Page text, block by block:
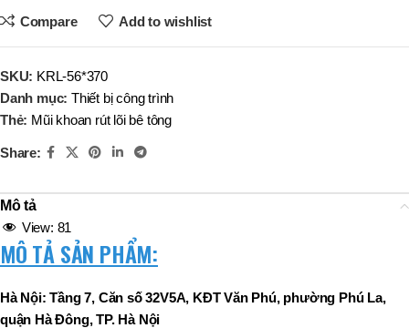
Compare Add to wishlist
SKU: KRL-56*370
Danh mục: Thiết bị công trình
Thẻ: Mũi khoan rút lõi bê tông
Share:
Mô tả
View: 81
MÔ TẢ SẢN PHẨM:
Hà Nội: Tầng 7, Căn số 32V5A, KĐT Văn Phú, phường Phú La,
quận Hà Đông, TP. Hà Nội